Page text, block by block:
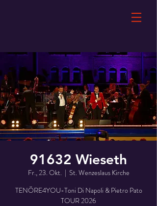
91632 Wieseth
Fr., 23. Okt.
  |
St. Wenzeslaus Kirche
TENÖRE4YOU-Toni Di Napoli & Pietro Pato
TOUR 2026